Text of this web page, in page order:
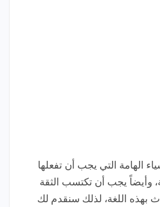
الهامة التي يجب أن تفعلها
وأيضاً يجب أن تكتسب الثقة
بهذه اللغة، لذلك سنقدم لك